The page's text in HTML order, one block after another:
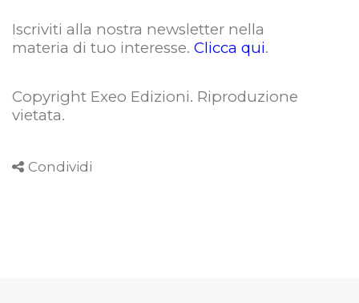
Iscriviti alla nostra newsletter nella
materia di tuo interesse. Clicca qui.
Copyright Exeo Edizioni. Riproduzione
vietata.
Condividi